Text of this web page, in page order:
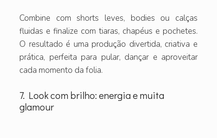
Combine com shorts leves, bodies ou calças
fluidas e finalize com tiaras, chapéus e pochetes.
O resultado é uma produção divertida, criativa e
prática, perfeita para pular, dançar e aproveitar
cada momento da folia.
7. Look com brilho: energia e muita
glamour